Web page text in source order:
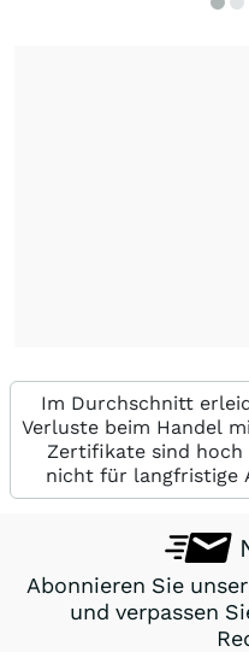
Im Durchschnitt
Verluste beim Handel
Zertifikate sind hoch
nicht für langfristige
Abonnieren Sie
und verpassen